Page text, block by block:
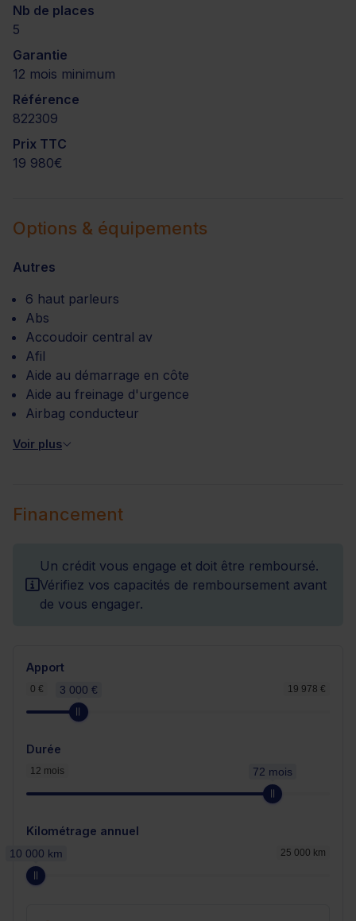
Nb de places
5
Garantie
12 mois minimum
Référence
822309
Prix TTC
19 980€
Options & équipements
Autres
6 haut parleurs
Abs
Accoudoir central av
Afil
Aide au démarrage en côte
Aide au freinage d'urgence
Airbag conducteur
Voir plus
Financement
Un crédit vous engage et doit être remboursé.
Vérifiez vos capacités de remboursement avant
de vous engager.
Apport
0 € 19 978 €
3 000 €
Durée
12 mois 72 mois
Kilométrage annuel
25 000 km
10 000 km